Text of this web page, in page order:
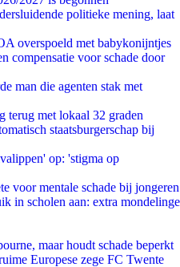
politieke mening, laat
overspoeld met babykonijntjes
compensatie voor schade door
man die agenten stak met
terug met lokaal 32 graden
staatsburgerschap bij
op: 'stigma op
voor mentale schade bij jongeren
in scholen aan: extra mondelinge
maar houdt schade beperkt
Europese zege FC Twente